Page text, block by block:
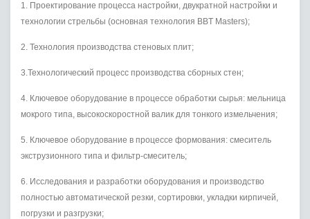
1. Проектирование процесса настройки, двукратной настройки и
технологии стрельбы (основная технология BBT Masters);
2. Технология производства стеновых плит;
3.Технологический процесс производства сборных стен;
4. Ключевое оборудование в процессе обработки сырья: мельница
мокрого типа, высокоскоростной валик для тонкого измельчения;
5. Ключевое оборудование в процессе формования: смеситель
экструзионного типа и фильтр-смеситель;
6. Исследования и разработки оборудования и производство
полностью автоматической резки, сортировки, укладки кирпичей,
погрузки и разгрузки;